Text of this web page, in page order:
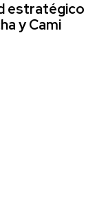
estratégico
y Cami